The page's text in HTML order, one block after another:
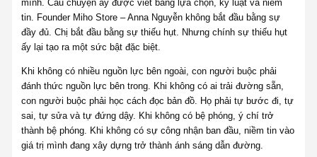
mình. Câu chuyện ấy được viết bằng lựa chọn, kỷ luật và niềm
tin. Founder Miho Store – Anna Nguyễn không bắt đầu bằng sự
đầy đủ. Chị bắt đầu bằng sự thiếu hụt. Nhưng chính sự thiếu hụt
ấy lại tạo ra một sức bật đặc biệt.
Khi không có nhiều nguồn lực bên ngoài, con người buộc phải
đánh thức nguồn lực bên trong. Khi không có ai trải đường sẵn,
con người buộc phải học cách đọc bản đồ. Họ phải tự bước đi, tự
sai, tự sửa và tự đứng dậy. Khi không có bệ phóng, ý chí trở
thành bệ phóng. Khi không có sự công nhận ban đầu, niềm tin vào
giá trị mình đang xây dựng trở thành ánh sáng dẫn đường.